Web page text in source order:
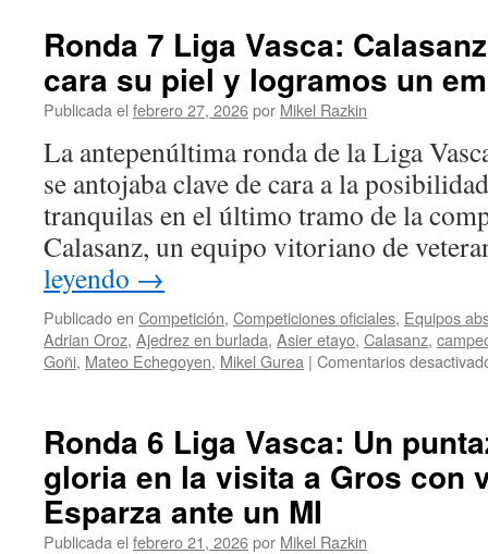
Ronda 7 Liga Vasca:
cara su piel y logramos un
Publicada el febrero 27, 2026por Mikel Razkin
La antepenúltima ronda de la Liga
se antojaba clave de cara a la
tranquilas en el último tramo de la
Calasanz, un equipo vitoriano de
leyendo →
Publicado en Competición, Competiciones oficiales, Equipos
Adrian Oroz, Ajedrez en burlada, Asier etayo, Calasanz,
Goñi, Mateo Echegoyen, Mikel Gurea | Comentarios
Ronda 6 Liga Vasca: Un
gloria en la visita a Gros con
Esparza ante un MI
Publicada el febrero 21, 2026por Mikel Razkin